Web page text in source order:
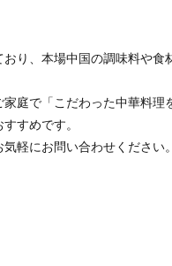
り、本場中国の調味料や食
庭で「こだわった中華料理
すめです。
軽にお問い合わせください。